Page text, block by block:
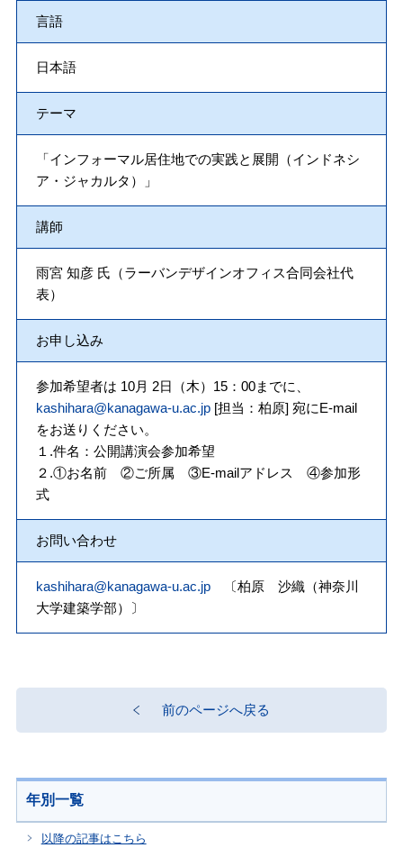
言語
日本語
テーマ
「インフォーマル居住地での実践と展開（インドネシ
ア・ジャカルタ）」
講師
雨宮 知彦 氏（ラーバンデザインオフィス合同会社代
表）
お申し込み
参加希望者は 10月 2日（木）15：00までに、
kashihara@kanagawa-u.ac.jp[担当：柏原] 宛にE-mail
をお送りください。
１.件名：公開講演会参加希望
２.①お名前 ②ご所属 ③E-mailアドレス ④参加形
式
お問い合わせ
kashihara@kanagawa-u.ac.jp〔柏原 沙織（神奈川
大学建築学部）〕
前のページへ戻る
年別一覧
以降の記事はこちら